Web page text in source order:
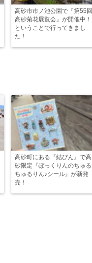
高砂市市ノ池公園で『第55回
高砂菊花展覧会』が開催中！
ということで行ってきまし
た！
高砂町にある『結びん』で高
砂限定『ぼっくりんのちゅる
ちゅるりん♪シール』が新発
売！